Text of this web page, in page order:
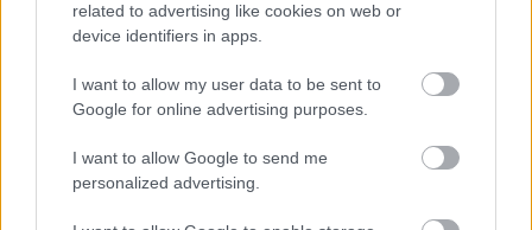
related to advertising like cookies on web or
device identifiers in apps.
I want to allow my user data to be sent to
Google for online advertising purposes.
I want to allow Google to send me
personalized advertising.
στο my gazzetta!
Εγγραφή Σύνδεση
Συνδέσου και κάνε το πρώτο σχόλιο...